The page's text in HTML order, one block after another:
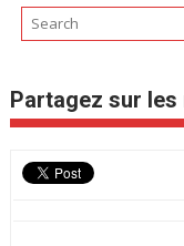
Partagez sur